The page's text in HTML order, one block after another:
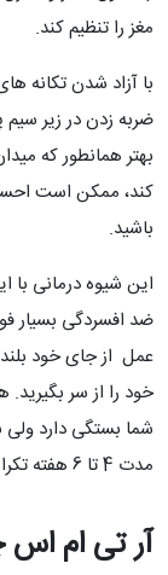
مغز را تنظیم کند.
با آزاد شدن تکانه
ضربه زدن در زیر
بهتر همانطور که
کند، ممکن است
باشید.
ضد افسردگی بسیار
عمل از جای خود
خود را از سر
مدت 4 تا 6 هفته تکرار کنید.
آر تی ام اس